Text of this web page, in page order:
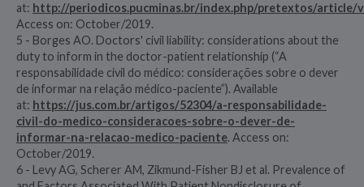
at: http://periodicos.pucminas.br/index.php/pretextos/article/
Access on: October/2019.
5 - Borges AO. Doctors' civil liability: considerations about the
duty to inform in the doctor-patient relationship (“A
responsabilidade civil do médico: considerações sobre o dever
de informar na relação médico-paciente”). Available
at: https://jus.com.br/artigos/52304/a-responsabilidade-
civil-do-medico-consideracoes-sobre-o-dever-de-
informar-na-relacao-medico-paciente. Access on:
October/2019.
6 - Levy AG, Scherer AM, Zikmund-Fisher BJ et al. Prevalence of